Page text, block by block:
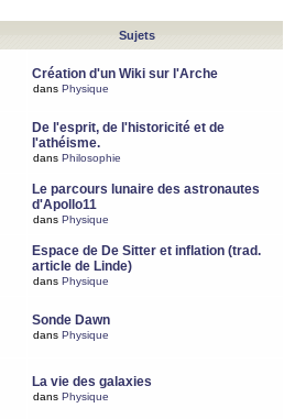
Sujets
Création d'un Wiki sur l'Arche
dans Physique
De l'esprit, de l'historicité et de
l'athéisme.
dans Philosophie
Le parcours lunaire des astronautes
d'Apollo11
dans Physique
Espace de De Sitter et inflation (trad.
article de Linde)
dans Physique
Sonde Dawn
dans Physique
La vie des galaxies
dans Physique